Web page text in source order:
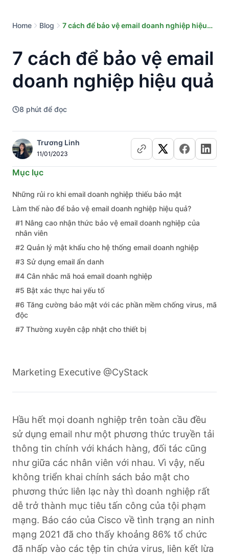
Home Blog
7 cách để bảo vệ email doanh nghiệp hiệu
7 cách để bảo vệ email
doanh nghiệp hiệu quả
8 phút để đọc
Trương Linh
11/01/2023
Mục lục
Những rủi ro khi email doanh nghiệp thiếu bảo mật
Làm thế nào để bảo vệ email doanh nghiệp hiệu quả?
#1 Nâng cao nhận thức bảo vệ email doanh nghiệp của
nhân viên
#2 Quản lý mật khẩu cho hệ thống email doanh nghiệp
#3 Sử dụng email ẩn danh
#4 Cân nhắc mã hoá email doanh nghiệp
#5 Bật xác thực hai yếu tố
#6 Tăng cường bảo mật với các phần mềm chống virus, mã
độc
#7 Thường xuyên cập nhật cho thiết bị
Marketing Executive @CyStack
Hầu hết mọi doanh nghiệp trên toàn cầu đều
sử dụng email như một phương thức truyền tải
thông tin chính với khách hàng, đối tác cũng
như giữa các nhân viên với nhau. Vì vậy, nếu
không triển khai chính sách bảo mật cho
phương thức liên lạc này thì doanh nghiệp rất
dễ trở thành mục tiêu tấn công của tội phạm
mạng. Báo cáo của Cisco về tình trạng an ninh
mạng 2021 đã cho thấy khoảng 86% tổ chức
đã nhấp vào các tệp tin chứa virus, liên kết lừa